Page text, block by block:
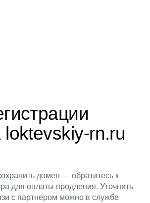
rn.ru
домен — обратитесь к
для оплаты продления. Уточнить
с партнером можно в службе